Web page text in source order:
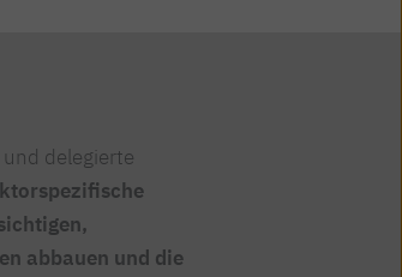
delegierte
abbauen und die